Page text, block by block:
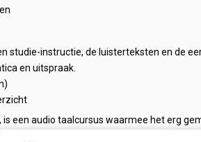
studie-instructie, de luisterteksten en de
en uitspraak.
een audio taalcursus waarmee het erg
te frissen.